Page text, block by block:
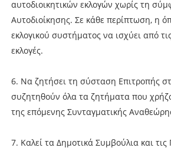
αυτοδιοικητικών εκλογών χωρίς τη
Αυτοδιοίκησης. Σε κάθε περίπτωση, η
εκλογικού συστήματος να ισχύει από
εκλογές.
6. Να ζητήσει τη σύσταση Επιτροπής
συζητηθούν όλα τα ζητήματα που
της επόμενης Συνταγματικής
7. Καλεί τα Δημοτικά Συμβούλια και τις